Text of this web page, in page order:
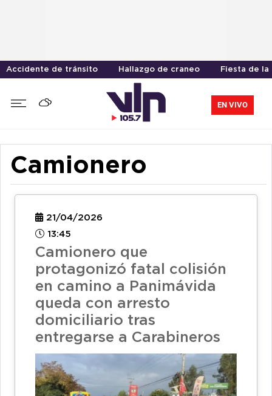
Accidente de tránsito Hallazgo de craneo Fiesta de la
EN VIVO
Camionero
21/04/2026
13:45
Camionero que
protagonizó fatal colisión
en camino a Panimávida
queda con arresto
domiciliario tras
entregarse a Carabineros